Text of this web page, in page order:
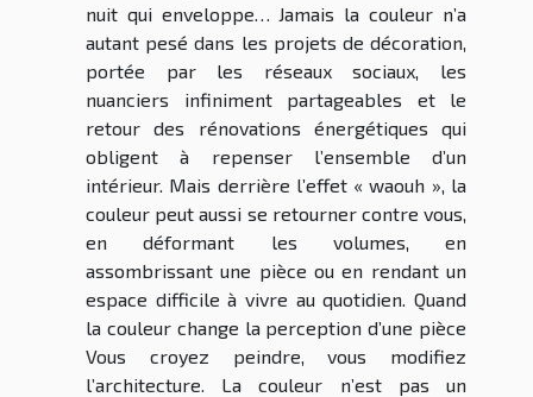
nuit qui enveloppe… Jamais la couleur n’a
autant pesé dans les projets de décoration,
portée par les réseaux sociaux, les
nuanciers infiniment partageables et le
retour des rénovations énergétiques qui
obligent à repenser l’ensemble d’un
intérieur. Mais derrière l’effet « waouh », la
couleur peut aussi se retourner contre vous,
en déformant les volumes, en
assombrissant une pièce ou en rendant un
espace difficile à vivre au quotidien. Quand
la couleur change la perception d’une pièce
Vous croyez peindre, vous modifiez
l’architecture. La couleur n’est pas un